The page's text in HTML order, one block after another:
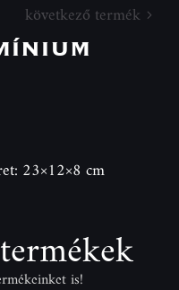
következő termék
23×12×8 cm
is!